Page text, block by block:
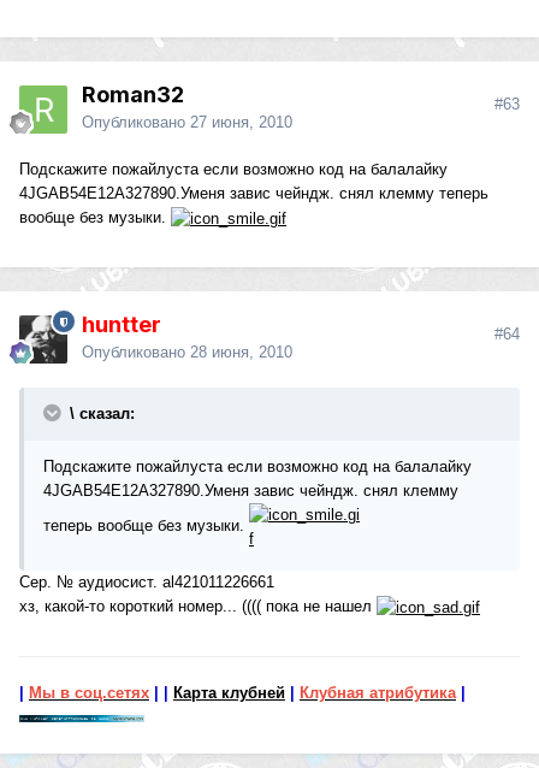
Roman32
Опубликовано 27 июня, 2010
#63
Подскажите пожайлуста если возможно код на балалайку
4JGAB54E12A327890.Уменя завис чейндж. снял клемму теперь
вообще без музыки.
huntter
Опубликовано 28 июня, 2010
#64
\ сказал:
Подскажите пожайлуста если возможно код на балалайку
4JGAB54E12A327890.Уменя завис чейндж. снял клемму
теперь вообще без музыки.
Сер. № аудиосист. al421011226661
хз, какой-то короткий номер... (((( пока не нашел
Мы в соц.сетях Карта клубней Клубная атрибутика|